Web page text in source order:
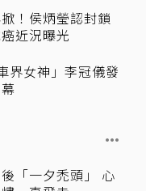
！侯炳瑩認封鎖
近況曝光
界女神」李冠儀發
「一夕禿頭」 心